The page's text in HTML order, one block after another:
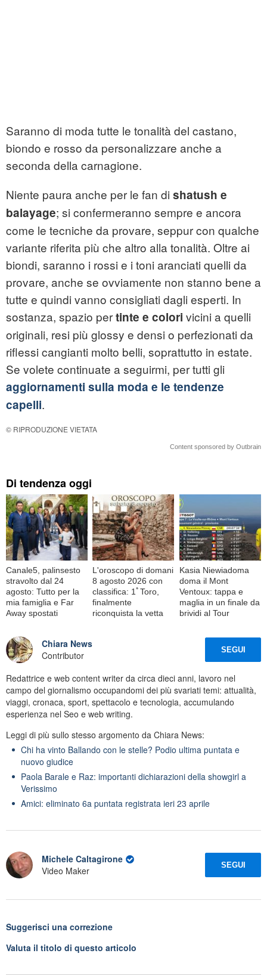
Saranno di moda tutte le tonalità del castano,
biondo e rosso da personalizzare anche a
seconda della carnagione.
Niente paura anche per le fan di shatush e
balayage; si confermeranno sempre e ancora
come le tecniche da provare, seppur con qualche
variante riferita più che altro alla tonalità. Oltre ai
biondi, saranno i rossi e i toni aranciati quelli da
provare, anche se ovviamente non stanno bene a
tutte e quindi vanno consigliati dagli esperti. In
sostanza, spazio pertinte e colori vicini a quelli
originali, resi più glossy e densi o perfezionati da
riflessi cangianti molto belli, soprattutto in estate.
Se volete continuate a seguirmi, per tutti gli
aggiornamenti sulla moda e le tendenze
capelli.
© RIPRODUZIONE VIETATA
Content sponsored by Outbrain
Di tendenza oggi
Canale5, palinsesto
stravolto dal 24
agosto: Tutto per la
mia famiglia e Far
Away spostati
L'oroscopo di domani
8 agosto 2026 con
classifica: 1ﾟToro,
finalmente
riconquista la vetta
Kasia Niewiadoma
doma il Mont
Ventoux: tappa e
maglia in un finale da
brividi al Tour
Chiara News
Contributor
SEGUI
Redattrice e web content writer da circa dieci anni, lavoro nel
campo del giornalismo occupandomi dei più svariati temi: attualità,
viaggi, cronaca, sport, spettacolo e tecnologia, accumulando
esperienza nel Seo e web writing.
Leggi di più sullo stesso argomento da Chiara News:
Chi ha vinto Ballando con le stelle? Podio ultima puntata e
nuovo giudice
Paola Barale e Raz: importanti dichiarazioni della showgirl a
Verissimo
Amici: eliminato 6a puntata registrata ieri 23 aprile
Michele Caltagirone
Video Maker
SEGUI
Suggerisci una correzione
Valuta il titolo di questo articolo